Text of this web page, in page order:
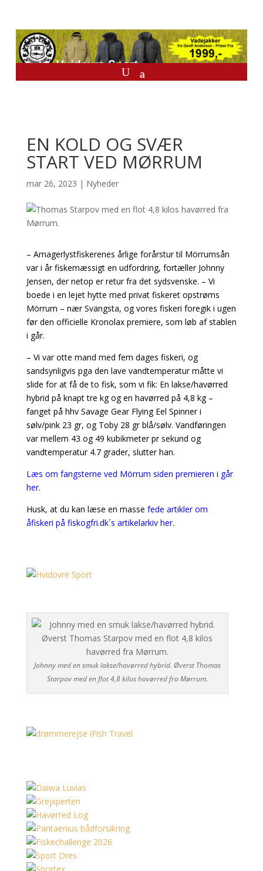
EN KOLD OG SVÆR
START VED MØRRUM
mar 26, 2023 | Nyheder
– Amagerlystfiskerenes årlige forårstur til Mörrumsån
var i år fiskemæssigt en udfordring, fortæller Johnny
Jensen, der netop er retur fra det sydsvenske. – Vi
boede i en lejet hytte med privat fiskeret opstrøms
Mörrum – nær Svängsta, og vores fiskeri foregik i ugen
før den officielle Kronolax premiere, som løb af stablen
i går.
– Vi var otte mand med fem dages fiskeri, og
sandsynligvis pga den lave vandtemperatur måtte vi
slide for at få de to fisk, som vi fik: En lakse/havørred
hybrid på knapt tre kg og en havørred på 4,8 kg –
fanget på hhv Savage Gear Flying Eel Spinner i
sølv/pink 23 gr, og Toby 28 gr blå/sølv. Vandføringen
var mellem 43 og 49 kubikmeter pr sekund og
vandtemperatur 4.7 grader, slutter han.
Læs om fangsterne ved Mörrum siden premieren i går
her.
Husk, at du kan læse en masse fede artikler om
åfiskeri på fiskogfri.dk´s artikelarkiv her.
Johnny med en smuk lakse/havørred hybrid. Øverst Thomas
Starpov med en flot 4,8 kilos havørred fra Mørrum.